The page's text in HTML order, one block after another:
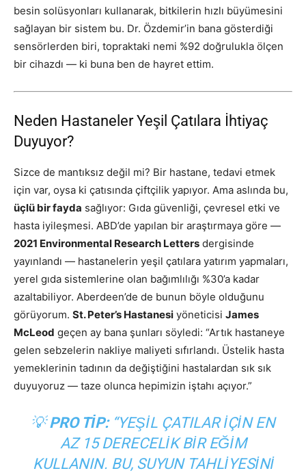
besin solüsyonları kullanarak, bitkilerin hızlı büyümesini
sağlayan bir sistem bu. Dr. Özdemir’in bana gösterdiği
sensörlerden biri, topraktaki nemi %92 doğrulukla ölçen
bir cihazdı — ki buna ben de hayret ettim.
Neden Hastaneler Yeşil Çatılara İhtiyaç
Duyuyor?
Sizce de mantıksız değil mi? Bir hastane, tedavi etmek
için var, oysa ki çatısında çiftçilik yapıyor. Ama aslında bu,
üçlü bir fayda sağlıyor: Gıda güvenliği, çevresel etki ve
hasta iyileşmesi. ABD’de yapılan bir araştırmaya göre —
2021 Environmental Research Letters dergisinde
yayınlandı — hastanelerin yeşil çatılara yatırım yapmaları,
yerel gıda sistemlerine olan bağımlılığı %30’a kadar
azaltabiliyor. Aberdeen’de de bunun böyle olduğunu
görüyorum. St. Peter’s Hastanesi yöneticisi James
McLeod geçen ay bana şunları söyledi: “Artık hastaneye
gelen sebzelerin nakliye maliyeti sıfırlandı. Üstelik hasta
yemeklerinin tadının da değiştiğini hastalardan sık sık
duyuyoruz — taze olunca hepimizin iştahı açıyor.”
💡PRO TIP:“YEŞIL ÇATILAR IÇIN EN
AZ 15 DERECELIK BIR EĞIM
KULLANIN. BU, SUYUN TAHLIYESINI